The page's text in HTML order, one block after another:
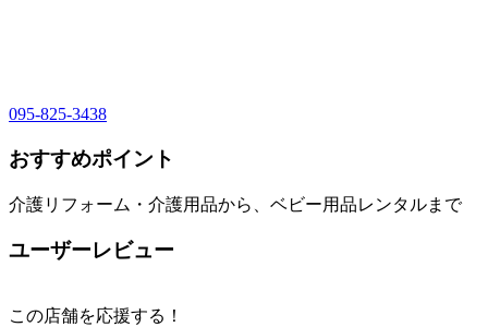
095-825-3438
おすすめポイント
介護リフォーム・介護用品から、ベビー用品レンタルまで
ユーザーレビュー
この店舗を応援する！